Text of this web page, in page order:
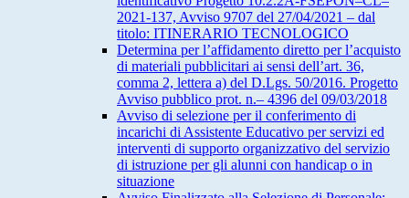
2021-137, Avviso 9707 del 27/04/2021 – dal
titolo: ITINERARIO TECNOLOGICO
Determina per l’affidamento diretto per l’acquisto
di materiali pubblicitari ai sensi dell’art. 36,
comma 2, lettera a) del D.Lgs. 50/2016. Progetto
Avviso pubblico prot. n.– 4396 del 09/03/2018
Avviso di selezione per il conferimento di
incarichi di Assistente Educativo per servizi ed
interventi di supporto organizzativo del servizio
di istruzione per gli alunni con handicap o in
situazione